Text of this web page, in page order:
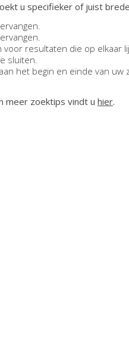
u specifieker of juist
resultaten die op elkaar
sluiten.
aan het begin en einde van uw
meer zoektips vindt u hier.